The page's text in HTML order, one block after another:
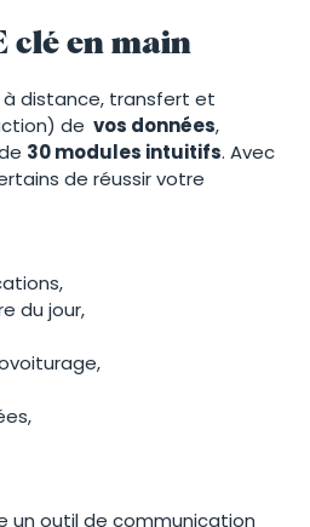
clé en main
à distance, transfert et
de vos données,
30 modules intuitifs. Avec
de réussir votre
du jour,
un outil de communication